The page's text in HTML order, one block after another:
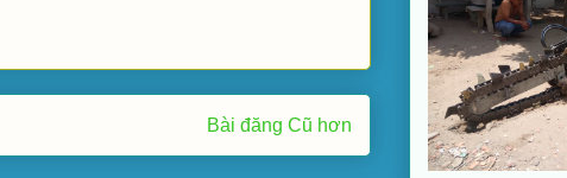
Bài đăng Cũ hơn